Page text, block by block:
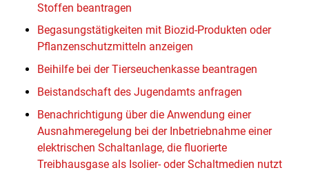
Stoffen beantragen
Begasungstätigkeiten mit Biozid-Produkten oder
Pflanzenschutzmitteln anzeigen
Beihilfe bei der Tierseuchenkasse beantragen
Beistandschaft des Jugendamts anfragen
Benachrichtigung über die Anwendung einer
Ausnahmeregelung bei der Inbetriebnahme einer
elektrischen Schaltanlage, die fluorierte
Treibhausgase als Isolier- oder Schaltmedien nutzt